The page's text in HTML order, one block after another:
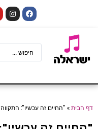
דף הבית» "החיים זה עכשיו": התקווה 6 בדרך לאלבום שמיני